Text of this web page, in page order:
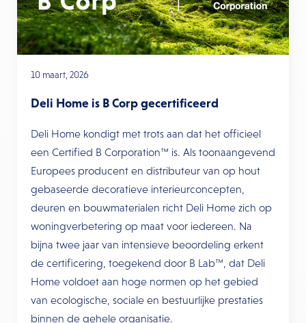
10 maart, 2026
Deli Home is B Corp gecertificeerd
Deli Home kondigt met trots aan dat het officieel
een Certified B Corporation™ is. Als toonaangevend
Europees producent en distributeur van op hout
gebaseerde decoratieve interieurconcepten,
deuren en bouwmaterialen richt Deli Home zich op
woningverbetering op maat voor iedereen. Na
bijna twee jaar van intensieve beoordeling erkent
de certificering, toegekend door B Lab™, dat Deli
Home voldoet aan hoge normen op het gebied
van ecologische, sociale en bestuurlijke prestaties
binnen de gehele organisatie.